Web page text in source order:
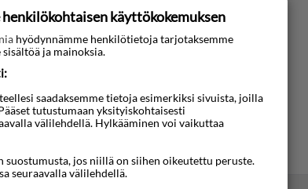
käyttökokemuksen
hyödynnämme henkilötietoja tarjotaksemme
ja mainoksia.
saadaksemme tietoja esimerkiksi sivuista, joilla
tutustumaan yksityiskohtaisesti
välilehdellä. Hylkääminen voi vaikuttaa
jos niillä on siihen oikeutettu peruste.
seuraavalla välilehdellä.